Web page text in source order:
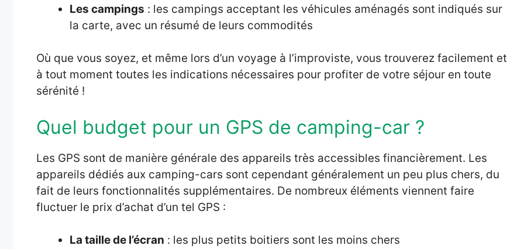
Les campings : les campings acceptant les véhicules aménagés sont indiqués sur
la carte, avec un résumé de leurs commodités
Où que vous soyez, et même lors d’un voyage à l’improviste, vous trouverez facilement et
à tout moment toutes les indications nécessaires pour profiter de votre séjour en toute
sérénité !
Quel budget pour un GPS de camping-car ?
Les GPS sont de manière générale des appareils très accessibles financièrement. Les
appareils dédiés aux camping-cars sont cependant généralement un peu plus chers, du
fait de leurs fonctionnalités supplémentaires. De nombreux éléments viennent faire
fluctuer le prix d’achat d’un tel GPS :
La taille de l’écran : les plus petits boitiers sont les moins chers